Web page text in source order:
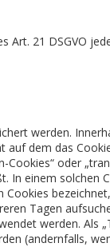
21 DSGVO
werden.
dem das
oder
einem solchen
Tagen
werden. Als
(andernfalls,